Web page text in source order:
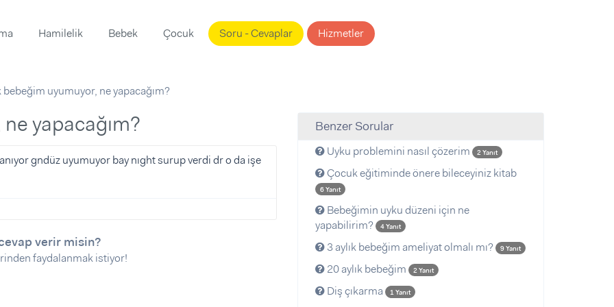
Hamilelik Bebek Çocuk Soru - Cevaplar Hizmetler
bebeğim uyumuyor, ne yapacağım?
ne yapacağım?
gndüz uyumuyor bay nıght surup verdi dr o da işe
verir misin?
faydalanmak istiyor!
Benzer Sorular
Uyku problemini nasıl çözerim 2 Yanıt
Çocuk eğitiminde önere bileceyiniz kitab
6 Yanıt
Bebeğimin uyku düzeni için ne
yapabilirim?
4 Yanıt
3 aylık bebeğim ameliyat olmalı mı? 9 Yanıt
20 aylık bebeğim 2 Yanıt
Diş çıkarma 1 Yanıt